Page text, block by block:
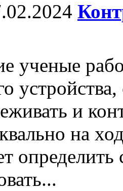
ученые
и
на